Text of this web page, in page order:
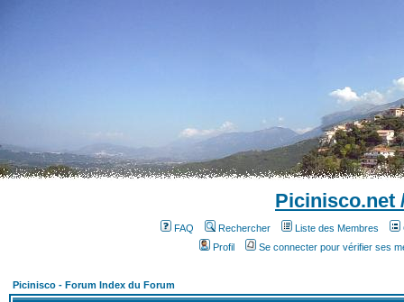
Picinisco.net
FAQ Rechercher Liste des Membres
Profil
Se connecter pour vérifier ses
Picinisco - Forum Index du Forum